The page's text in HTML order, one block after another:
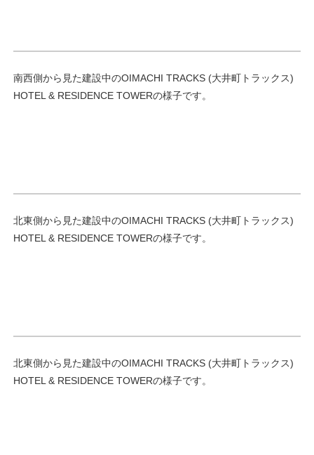
南西側から見た建設中のOIMACHI TRACKS (大井町トラックス)
HOTEL & RESIDENCE TOWERの様子です。
北東側から見た建設中のOIMACHI TRACKS (大井町トラックス)
HOTEL & RESIDENCE TOWERの様子です。
北東側から見た建設中のOIMACHI TRACKS (大井町トラックス)
HOTEL & RESIDENCE TOWERの様子です。